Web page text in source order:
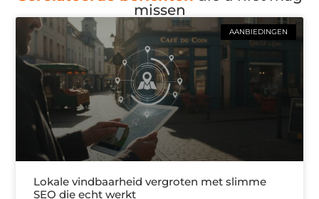
missen
AANBIEDINGEN
Lokale vindbaarheid vergroten met slimme
SEO die echt werkt